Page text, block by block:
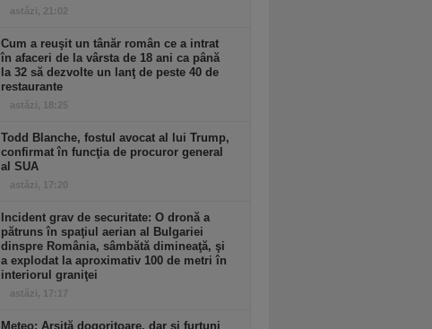
astăzi, 21:02
Cum a reuşit un tânăr român ce a intrat
în afaceri de la vârsta de 18 ani ca până
la 32 să dezvolte un lanţ de peste 40 de
restaurante
astăzi, 18:25
Todd Blanche, fostul avocat al lui Trump,
confirmat în funcţia de procuror general
al SUA
astăzi, 17:20
Incident grav de securitate: O dronă a
pătruns în spaţiul aerian al Bulgariei
dinspre România, sâmbătă dimineaţă, şi
a explodat la aproximativ 100 de metri în
interiorul graniţei
astăzi, 17:17
Meteo: Arşiţă dogoritoare, dar şi furtuni